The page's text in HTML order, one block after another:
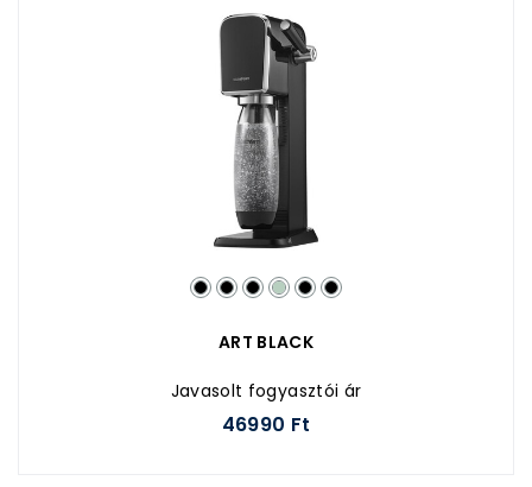
ART BLACK
Javasolt fogyasztói ár
46990 Ft